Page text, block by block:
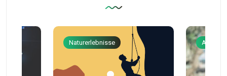
Naturerlebnisse